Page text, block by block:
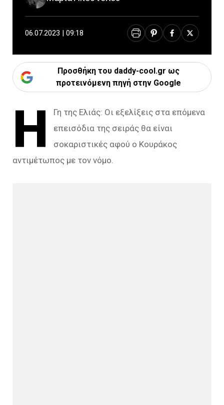
06.07.2023 | 09:18
Προσθήκη του daddy-cool.gr ως
προτεινόμενη πηγή στην Google
Η
Γη της Ελιάς: Οι εξελίξεις στα επόμενα
επεισόδια της σειράς θα είναι
σοκαριστικές αφού ο Κουράκος
αντιμέτωπος με τον νόμο.